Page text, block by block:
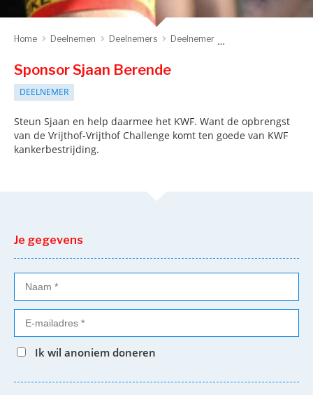
Home Deelnemen Deelnemers Deelnemer
Sponsor Sjaan Berende
DEELNEMER
Steun Sjaan en help daarmee het KWF. Want de opbrengst
van de Vrijthof-Vrijthof Challenge komt ten goede van KWF
kankerbestrijding.
Je gegevens
Ik wil anoniem doneren